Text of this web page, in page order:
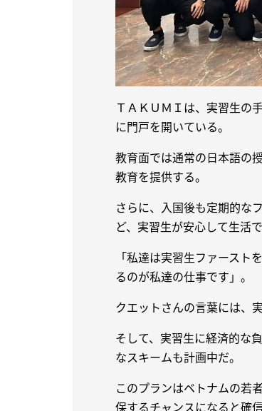
ＴＡＫＵＭＩは、実習生の
に門戸を開いている。
教育面では通常の日本語の
教育を提供する。
さらに、入国後も定期的な
ど、実習生が安心して生活
「私達は実習生ファース
るのが私達の仕事です」。
クエットさんの言葉には、
そして、実習生に経済的な
なスキームも計画中だ。
このプランはベトナムの若
保するチャンスになると確